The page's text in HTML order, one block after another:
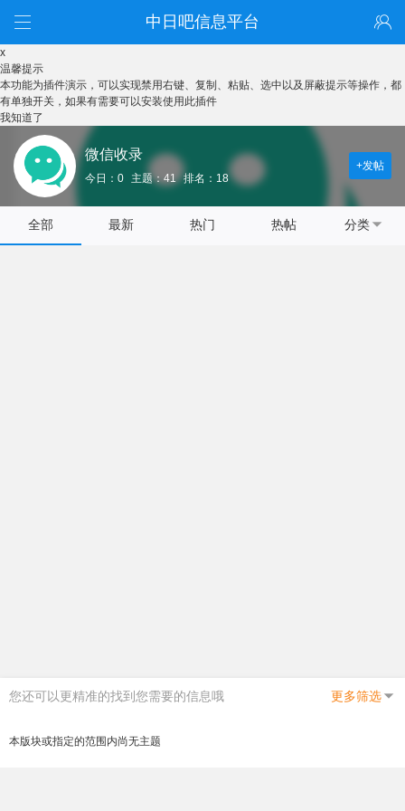
中日吧信息平台
x
温馨提示
本功能为插件演示，可以实现禁用右键、复制、粘贴、选中以及屏蔽提示等操作，都
有单独开关，如果有需要可以安装使用此插件
我知道了
微信收录
今日：0 主题：41 排名：18
+发帖
全部 最新 热门 热帖 分类
您还可以更精准的找到您需要的信息哦 更多筛选
本版块或指定的范围内尚无主题